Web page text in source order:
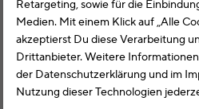
Retargeting, sowie für die
Medien. Mit einem Klick auf „Alle
akzeptierst Du diese Verarbeitung
Drittanbieter. Weitere
der Datenschutzerklärung und im
Nutzung dieser Technologien
Zum Monatsanfang ist